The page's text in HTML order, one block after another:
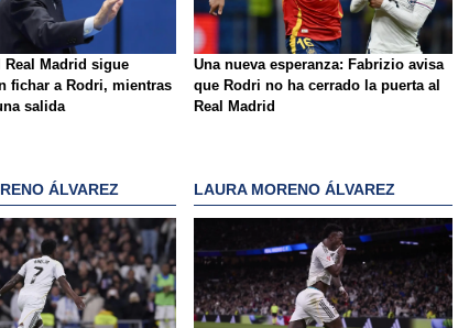
Real Madrid sigue
fichar a Rodri, mientras
salida
Una nueva esperanza: Fabrizio avisa
que Rodri no ha cerrado la puerta al
Real Madrid
ÁLVAREZ LAURA MORENO ÁLVAREZ